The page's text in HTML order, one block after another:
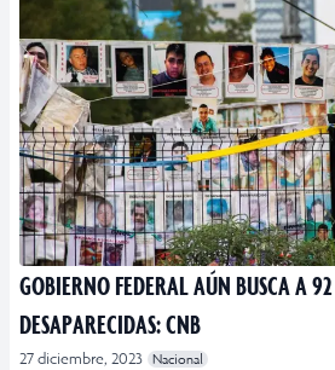
GOBIERNO FEDERAL AÚN BUSCA A
DESAPARECIDAS: CNB
27 diciembre, 2023 Nacional